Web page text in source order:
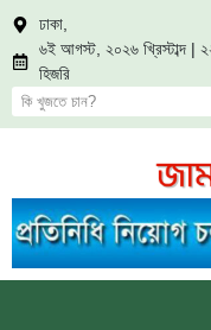
ঢাকা,
৬ই আগস্ট, ২০২৬ খ্রিস্টাব্দ |
হিজরি